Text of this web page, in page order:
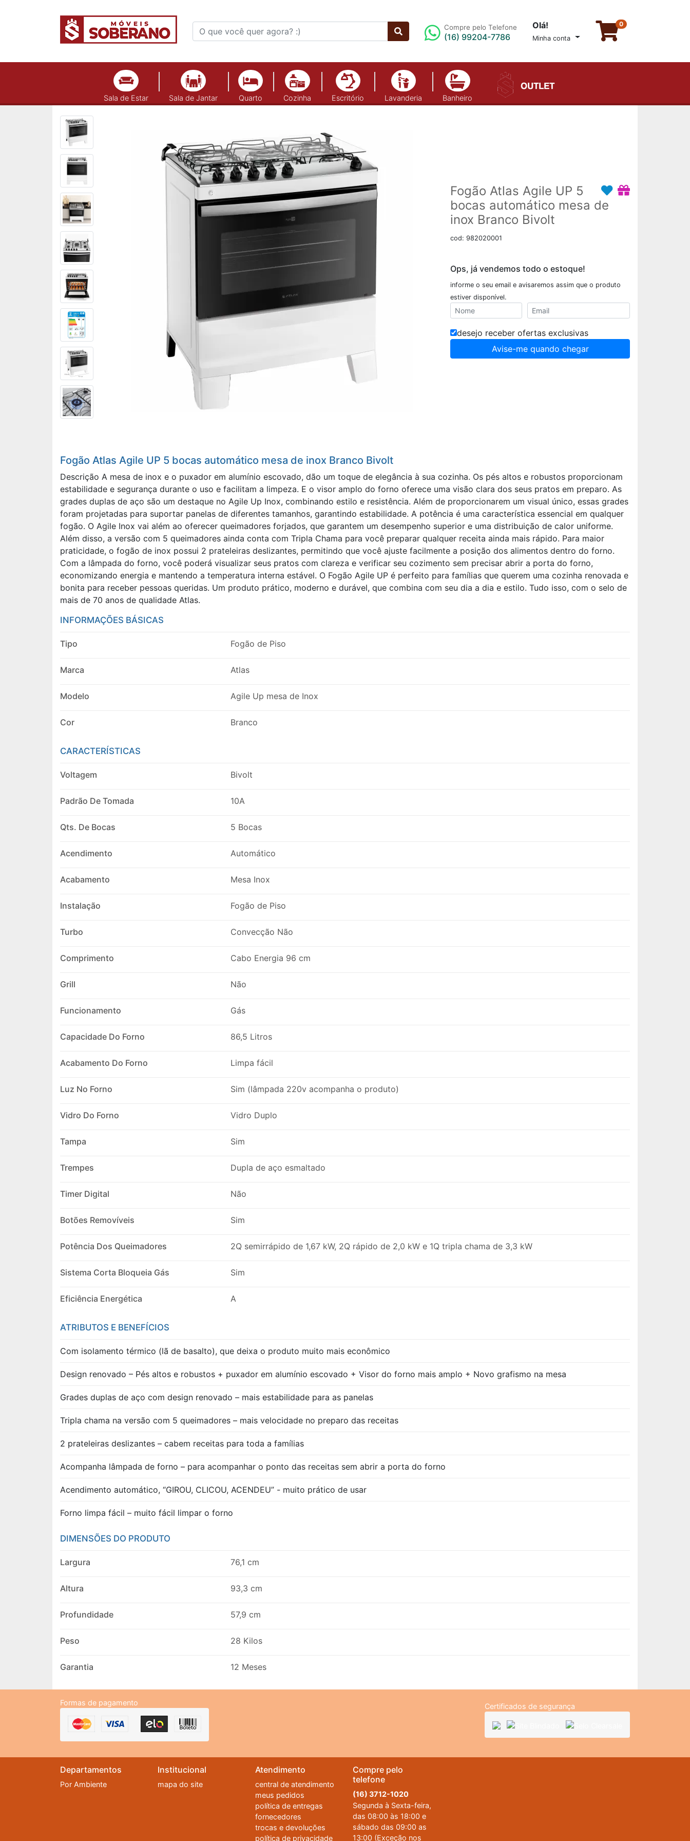
Compre pelo Telefone
(16) 99204-7786
Olá!
Minha conta
0
Sala de Estar Sala de Jantar Quarto Cozinha Escritório Lavanderia Banheiro
Fogão Atlas Agile UP 5
bocas automático mesa de
inox Branco Bivolt
cod: 982020001
Ops, já vendemos todo o estoque!
informe o seu email e avisaremos assim que o produto
estiver disponível.
desejo receber ofertas exclusivas
Avise-me quando chegar
Fogão Atlas Agile UP 5 bocas automático mesa de inox Branco Bivolt
Descrição A mesa de inox e o puxador em alumínio escovado, dão um toque de elegância à sua cozinha. Os pés altos e robustos proporcionam
estabilidade e segurança durante o uso e facilitam a limpeza. E o visor amplo do forno oferece uma visão clara dos seus pratos em preparo. As
grades duplas de aço são um destaque no Agile Up Inox, combinando estilo e resistência. Além de proporcionarem um visual único, essas grades
foram projetadas para suportar panelas de diferentes tamanhos, garantindo estabilidade. A potência é uma característica essencial em qualquer
fogão. O Agile Inox vai além ao oferecer queimadores forjados, que garantem um desempenho superior e uma distribuição de calor uniforme.
Além disso, a versão com 5 queimadores ainda conta com Tripla Chama para você preparar qualquer receita ainda mais rápido. Para maior
praticidade, o fogão de inox possui 2 prateleiras deslizantes, permitindo que você ajuste facilmente a posição dos alimentos dentro do forno.
Com a lâmpada do forno, você poderá visualizar seus pratos com clareza e verificar seu cozimento sem precisar abrir a porta do forno,
economizando energia e mantendo a temperatura interna estável. O Fogão Agile UP é perfeito para famílias que querem uma cozinha renovada e
bonita para receber pessoas queridas. Um produto prático, moderno e durável, que combina com seu dia a dia e estilo. Tudo isso, com o selo de
mais de 70 anos de qualidade Atlas.
INFORMAÇÕES BÁSICAS
Tipo Fogão de Piso
Marca Atlas
Modelo Agile Up mesa de Inox
Cor Branco
CARACTERÍSTICAS
Voltagem Bivolt
Padrão De Tomada 10A
Qts. De Bocas 5 Bocas
Acendimento Automático
Acabamento Mesa Inox
Instalação Fogão de Piso
Turbo Convecção Não
Comprimento Cabo Energia 96 cm
Grill Não
Funcionamento Gás
Capacidade Do Forno 86,5 Litros
Acabamento Do Forno Limpa fácil
Luz No Forno Sim (lâmpada 220v acompanha o produto)
Vidro Do Forno Vidro Duplo
Tampa Sim
Trempes Dupla de aço esmaltado
Timer Digital Não
Botões Removíveis Sim
Potência Dos Queimadores 2Q semirrápido de 1,67 kW, 2Q rápido de 2,0 kW e 1Q tripla chama de 3,3 kW
Sistema Corta Bloqueia Gás Sim
Eficiência Energética A
ATRIBUTOS E BENEFÍCIOS
Com isolamento térmico (lã de basalto), que deixa o produto muito mais econômico
Design renovado – Pés altos e robustos + puxador em alumínio escovado + Visor do forno mais amplo + Novo grafismo na mesa
Grades duplas de aço com design renovado – mais estabilidade para as panelas
Tripla chama na versão com 5 queimadores – mais velocidade no preparo das receitas
2 prateleiras deslizantes – cabem receitas para toda a famílias
Acompanha lâmpada de forno – para acompanhar o ponto das receitas sem abrir a porta do forno
Acendimento automático, “GIROU, CLICOU, ACENDEU” - muito prático de usar
Forno limpa fácil – muito fácil limpar o forno
DIMENSÕES DO PRODUTO
Largura 76,1 cm
Altura 93,3 cm
Profundidade 57,9 cm
Peso 28 Kilos
Garantia 12 Meses
Formas de pagamento Certificados de segurança
Departamentos
Por Ambiente
Institucional
mapa do site
Atendimento
central de atendimento
meus pedidos
política de entregas
fornecedores
trocas e devoluções
política de privacidade
Compre pelo
telefone
(16) 3712-1020
Segunda à Sexta-feira,
das 08:00 às 18:00 e
sábado das 09:00 as
13:00 (Exceção nos